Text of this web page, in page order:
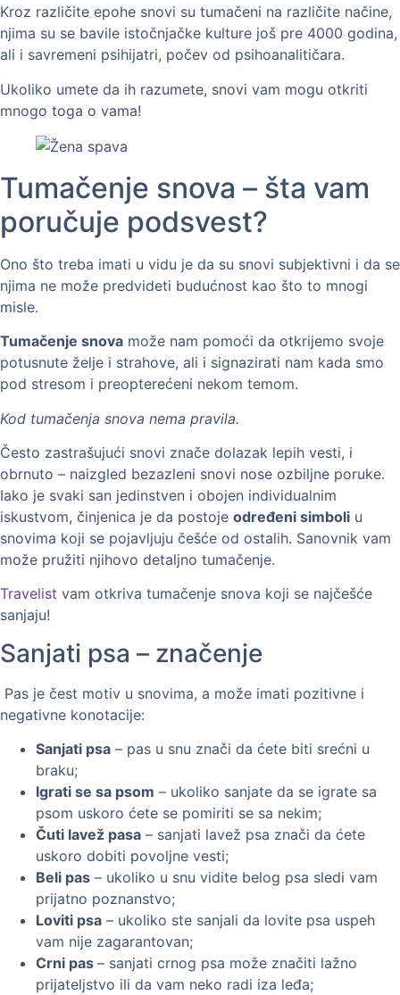
Kroz različite epohe snovi su tumačeni na različite načine,
njima su se bavile istočnjačke kulture još pre 4000 godina,
ali i savremeni psihijatri, počev od psihoanalitičara.
Ukoliko umete da ih razumete, snovi vam mogu otkriti
mnogo toga o vama!
Tumačenje snova – šta vam
poručuje podsvest?
Ono što treba imati u vidu je da su snovi subjektivni i da se
njima ne može predvideti budućnost kao što to mnogi
misle.
Tumačenje snova može nam pomoći da otkrijemo svoje
potusnute želje i strahove, ali i signazirati nam kada smo
pod stresom i preopterećeni nekom temom.
Kod tumačenja snova nema pravila.
Često zastrašujući snovi znače dolazak lepih vesti, i
obrnuto – naizgled bezazleni snovi nose ozbiljne poruke.
Iako je svaki san jedinstven i obojen individualnim
iskustvom, činjenica je da postoje određeni simboli u
snovima koji se pojavljuju češće od ostalih. Sanovnik vam
može pružiti njihovo detaljno tumačenje.
Travelist vam otkriva tumačenje snova koji se najčešće
sanjaju!
Sanjati psa – značenje
Pas je čest motiv u snovima, a može imati pozitivne i
negativne konotacije:
Sanjati psa – pas u snu znači da ćete biti srećni u
braku;
Igrati se sa psom – ukoliko sanjate da se igrate sa
psom uskoro ćete se pomiriti se sa nekim;
Čuti lavež pasa – sanjati lavež psa znači da ćete
uskoro dobiti povoljne vesti;
Beli pas – ukoliko u snu vidite belog psa sledi vam
prijatno poznanstvo;
Loviti psa – ukoliko ste sanjali da lovite psa uspeh
vam nije zagarantovan;
Crni pas – sanjati crnog psa može značiti lažno
prijateljstvo ili da vam neko radi iza leđa;